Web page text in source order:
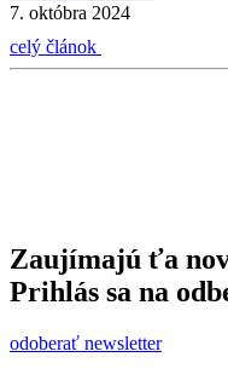
7. októbra 2024
celý článok
Zaujímajú ťa
Prihlás sa na
odoberať newsletter